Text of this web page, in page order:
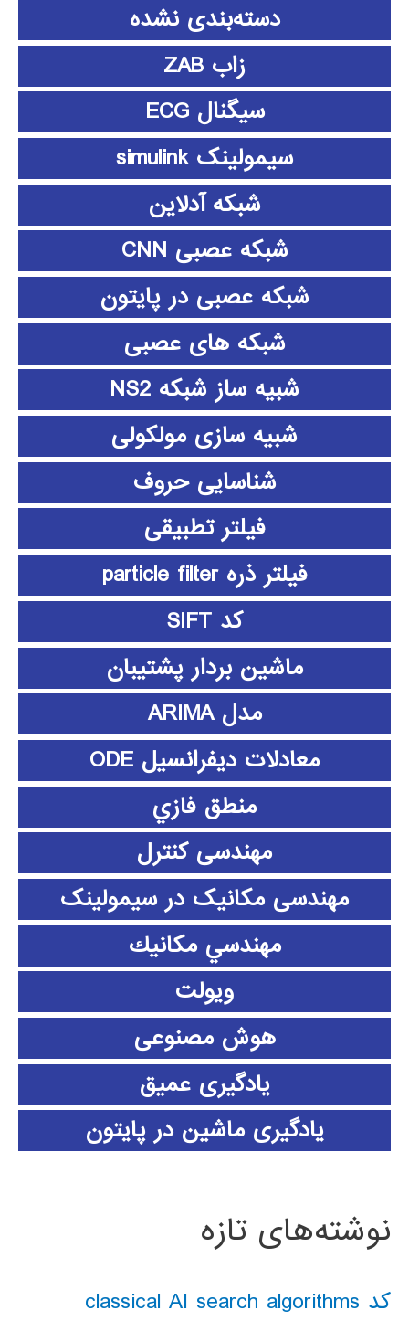
دسته‌بندی نشده
زاب ZAB
سیگنال ECG
سیمولینک simulink
شبکه آدلاین
شبکه عصبی CNN
شبکه عصبی در پایتون
شبکه های عصبی
شبیه ساز شبکه NS2
شبیه سازی مولکولی
شناسایی حروف
فیلتر تطبیقی
فیلتر ذره particle filter
کد SIFT
ماشین بردار پشتیبان
مدل ARIMA
معادلات دیفرانسیل ODE
منطق فازي
مهندسی کنترل
مهندسی مکانیک در سیمولینک
مهندسي مكانيك
ویولت
هوش مصنوعی
یادگیری عمیق
یادگیری ماشین در پایتون
نوشته‌های تازه
کد classical AI search algorithms